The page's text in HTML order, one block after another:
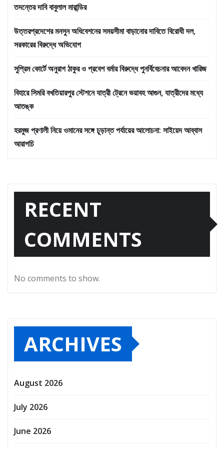
তদন্তের দাবি বাবুলাল মারান্ডির
উত্তরপ্রদেশের মনসুন অধিবেশনের সময়সীমা বাড়ানোর দাবিতে বিরোধী দল,
সরকারের বিরুদ্ধে অভিযোগ
সুপ্রিম কোর্টে অনুরাগ ঠাকুর ও প্রবেশ বর্মার বিরুদ্ধে পুনর্বিবেচনার আবেদন খারিজ
বিহারে সিমরি বখতিয়ারপুর স্টেশনে যাত্রী ট্রেনে ভয়াবহ আগুন, যাত্রীদের মধ্যে
আতঙ্ক
হরমুজ প্রণালী নিয়ে ওমানের সঙ্গে চূড়ান্ত পর্যায়ের আলোচনা: সাইয়েদ আব্বাস
আরাগচি
RECENT
COMMENTS
No comments to show.
ARCHIVES
August 2026
July 2026
June 2026